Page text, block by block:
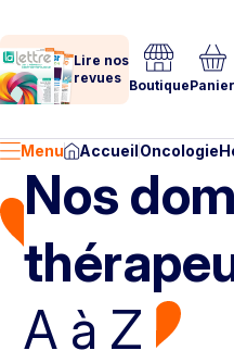
Lire nos
revues BoutiquePanier
Menu AccueilOncologie
Nos
A à Z